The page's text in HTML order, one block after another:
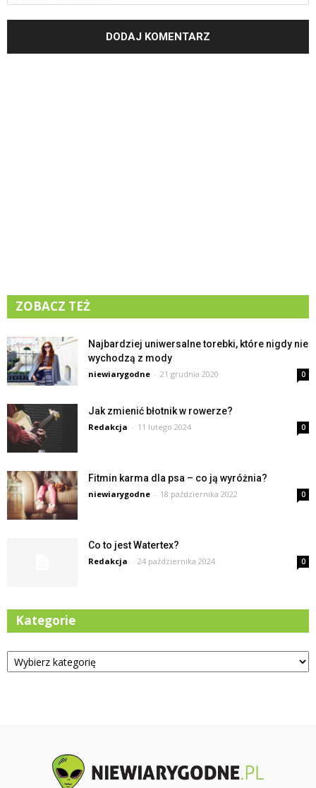
ZOBACZ TEŻ
Najbardziej uniwersalne torebki, które nigdy nie
wychodzą z mody
niewiarygodne - 21 grudnia 2020 0
Jak zmienić błotnik w rowerze?
Redakcja - 11 lutego 2024 0
Fitmin karma dla psa – co ją wyróżnia?
niewiarygodne - 18 października 2022 0
Co to jest Watertex?
Redakcja - 24 października 2024 0
Kategorie
Kategorie